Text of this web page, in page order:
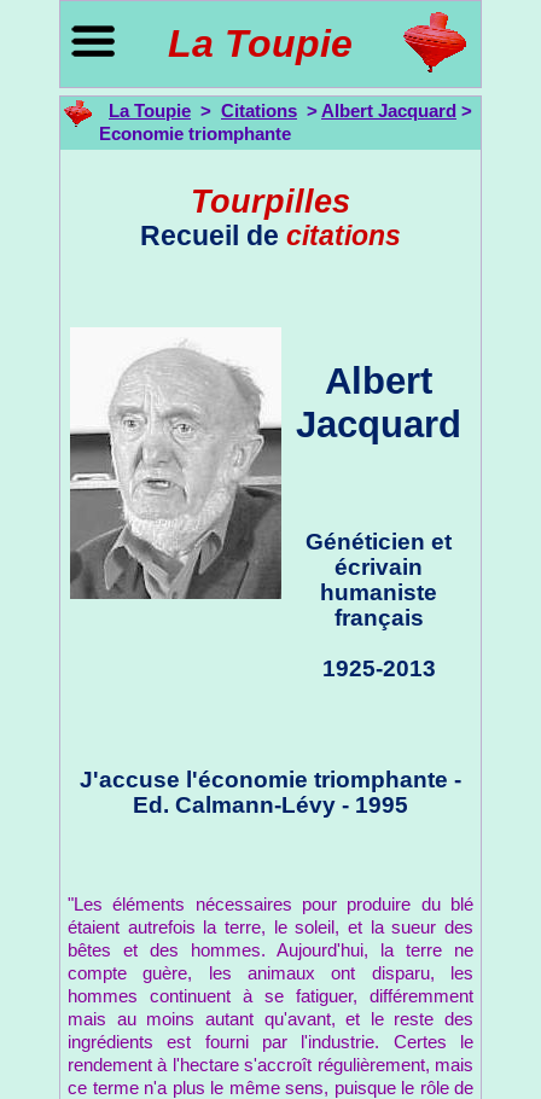
La Toupie
La Toupie > Citations >Albert Jacquard >
Economie triomphante
Tourpilles
Recueil de citations
Albert
Jacquard
Généticien et
écrivain
humaniste
français
1925-2013
J'accuse l'économie triomphante -
Ed. Calmann-Lévy - 1995
"Les éléments nécessaires pour produire du blé
étaient autrefois la terre, le soleil, et la sueur des
bêtes et des hommes. Aujourd'hui, la terre ne
compte guère, les animaux ont disparu, les
hommes continuent à se fatiguer, différemment
mais au moins autant qu'avant, et le reste des
ingrédients est fourni par l'industrie. Certes le
rendement à l'hectare s'accroît régulièrement, mais
ce terme n'a plus le même sens, puisque le rôle de